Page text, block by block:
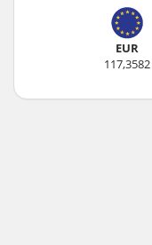
EUR
117,3582